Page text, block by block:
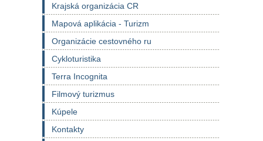
Krajská organizácia CR
Mapová aplikácia - Turizm
Organizácie cestovného ru
Cykloturistika
Terra Incognita
Filmový turizmus
Kúpele
Kontakty